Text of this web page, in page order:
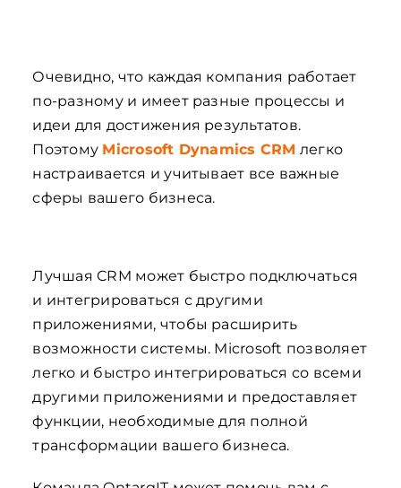
Очевидно, что каждая компания работает
по-разному и имеет разные процессы и
идеи для достижения результатов.
Поэтому Microsoft Dynamics CRM легко
настраивается и учитывает все важные
сферы вашего бизнеса.
Лучшая CRM может быстро подключаться
и интегрироваться с другими
приложениями, чтобы расширить
возможности системы. Microsoft позволяет
легко и быстро интегрироваться со всеми
другими приложениями и предоставляет
функции, необходимые для полной
трансформации вашего бизнеса.